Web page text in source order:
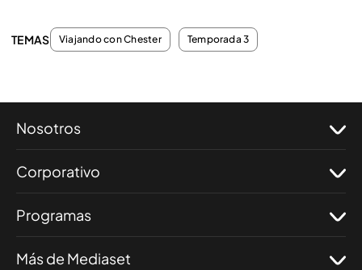
TEMAS Viajando con Chester Temporada 3
Nosotros
Corporativo
Programas
Más de Mediaset